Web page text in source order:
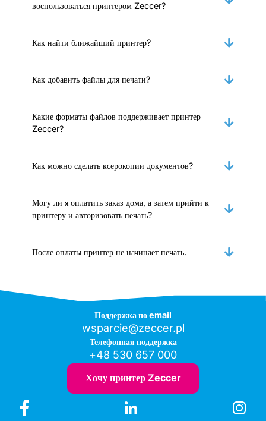
воспользоваться принтером Zeccer?
Как найти ближайший принтер?
Как добавить файлы для печати?
Какие форматы файлов поддерживает принтер
Zeccer?
Как можно сделать ксерокопии документов?
Могу ли я оплатить заказ дома, а затем прийти к
принтеру и авторизовать печать?
После оплаты принтер не начинает печать.
Поддержка по email
wsparcie@zeccer.pl
Телефонная поддержка
+48 530 657 000
Хочу принтер Zeccer